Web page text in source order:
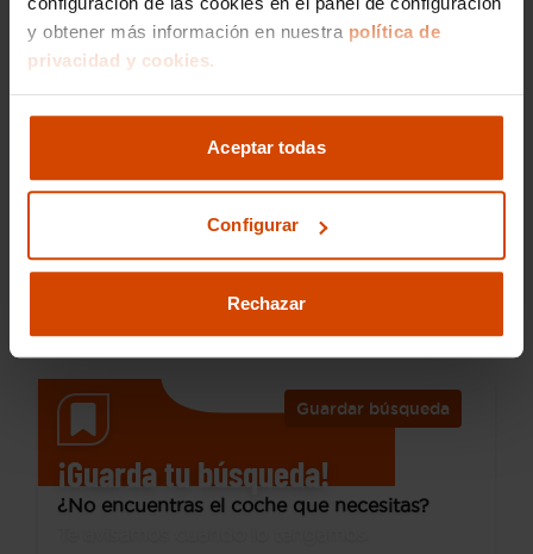
y obtener más información en nuestra política de
privacidad y cookies.
Aceptar todas
Configurar
Rechazar
17.890 €
Desde 243 € /mes*
15.690 €
C3 Aircross
Turbo 73kW (100CV) BVM6 PLUS
Gasolina
Manual
Guardar búsqueda
¡Guarda tu búsqueda!
¿No encuentras el coche que necesitas?